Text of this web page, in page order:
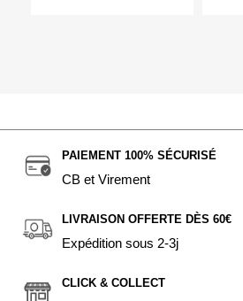
PAIEMENT 100% SÉCURISÉ
CB et Virement
LIVRAISON OFFERTE DÈS 60€
Expédition sous 2-3j
CLICK & COLLECT